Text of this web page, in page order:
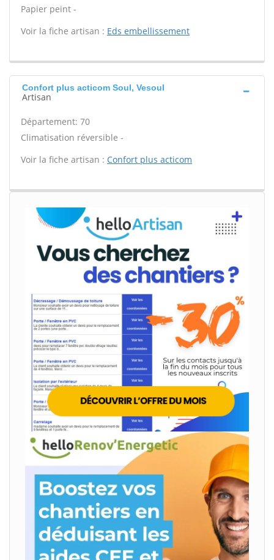
Papier peint -
Voir la fiche artisan : Eds embellissement
Confort plus acticom Soul, Vesoul
Artisan
Département: 70
Climatisation réversible -
Voir la fiche artisan : Confort plus acticom